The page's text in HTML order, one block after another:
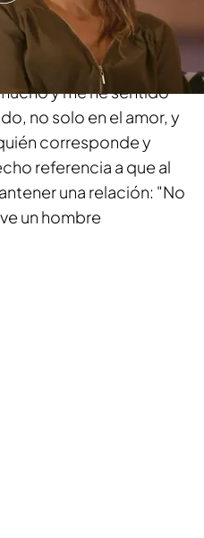
lado más romántico.
me han hecho
y me he sentido
no solo en el amor, y
corresponde y
referencia a que al
una relación: "No
un hombre